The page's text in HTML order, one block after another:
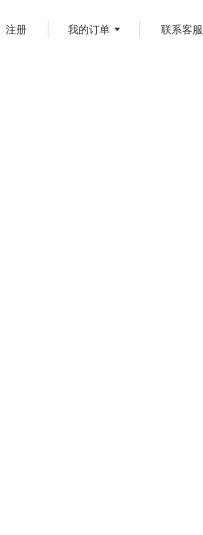
注册 我的订单 联系客服